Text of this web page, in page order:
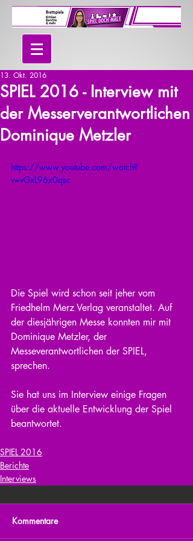
SPIEL 2016 - Interview mit
der Messerverantwortlichen
Dominique Metzler
13. Okt. 2016
https://www.youtube.com/watch?
v=vGxL96x0qsc
Die Spiel wird schon seit jeher vom
Friedhelm Merz Verlag veranstaltet. Auf
der diesjährigen Messe konnten mir mit
Dominique Metzler, der
Messeverantwortlichen der SPIEL,
sprechen.
Sie hat uns im Interview einige Fragen
über die aktuelle Entwicklung der Spiel
beantwortet.
SPIEL 2016
Berichte
Interviews
Kommentare